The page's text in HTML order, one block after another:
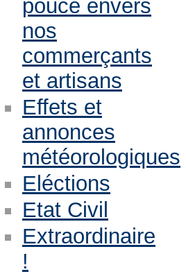
pouce envers
nos
commerçants
et artisans
Effets et
annonces
météorologiques
Eléctions
Etat Civil
Extraordinaire
!